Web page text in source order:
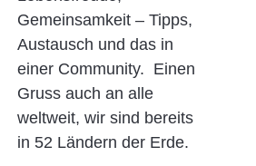
Gemeinsamkeit – Tipps,
Austausch und das in
einer Community. Einen
Gruss auch an alle
weltweit, wir sind bereits
in 52 Ländern der Erde.